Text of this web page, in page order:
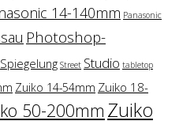
14-140mm Panasonic
Photoshop-
Spiegelung Street Studio tabletop
Zuiko 14-54mm Zuiko 18-
50-200mm Zuiko